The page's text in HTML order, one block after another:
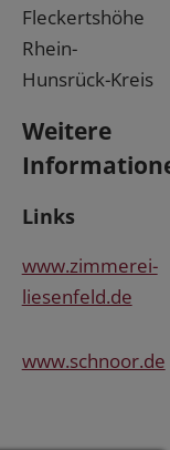
Fleckertshöhe
Rhein-
Hunsrück-Kreis
Weitere
Links
www.zimmerei-
liesenfeld.de
www.schnoor.de